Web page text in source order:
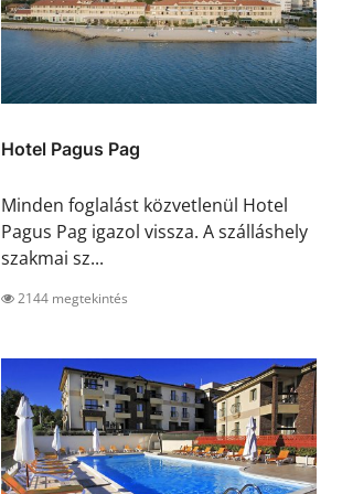
Hotel Pagus Pag
Minden foglalást közvetlenül Hotel
Pagus Pag igazol vissza. A szálláshely
szakmai sz...
2144 megtekintés